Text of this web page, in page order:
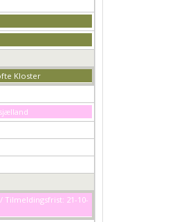
Kloster
Tilmeldingsfrist: 21-10-